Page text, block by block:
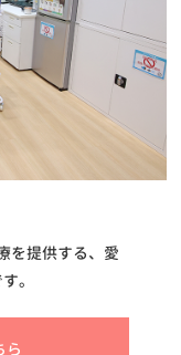
を提供する、愛
。
ら